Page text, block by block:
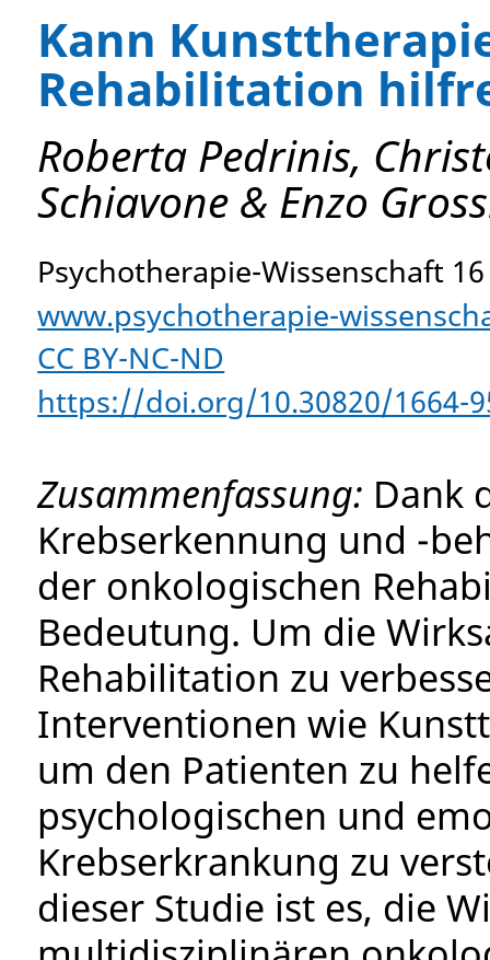
Kann
Rehabilitation
Roberta Pedrinis,
Schiavone & Enzo
Psychotherapie-Wissenschaft
www.psychotherapie-
CC BY-NC-ND
https://doi.org/10.30820/1664-
Zusammenfassung: Dank
Krebserkennung und -
der onkologischen
Bedeutung. Um die
Rehabilitation zu
Interventionen wie
um den Patienten zu
psychologischen und
Krebserkrankung zu
dieser Studie ist es, die